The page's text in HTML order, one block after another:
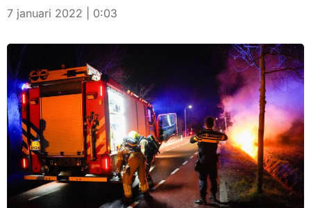
7 januari 2022 | 0:03